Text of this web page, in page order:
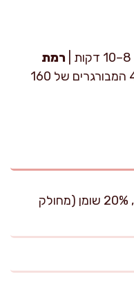
רמת
4 (4 המבורגרים של 160
640 גרם בשר בקר טחון טרי, 20% שומן (מחולק